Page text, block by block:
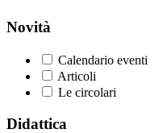
Novità
Calendario eventi
Articoli
Le circolari
Didattica